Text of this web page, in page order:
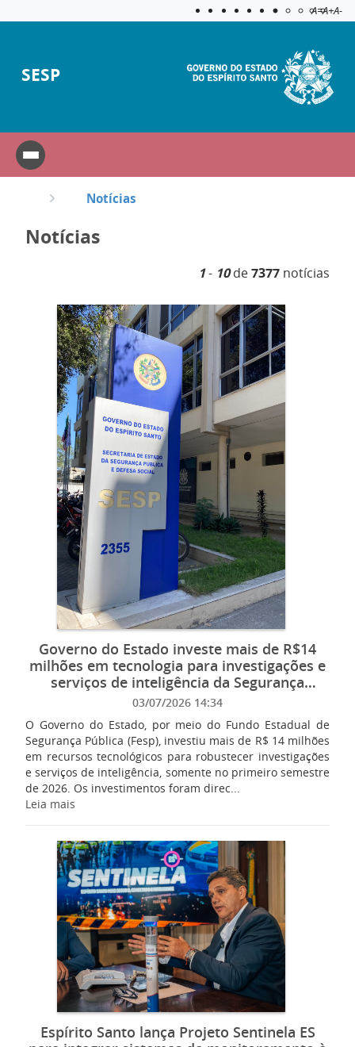
Aplicar
A=A+A-
SESP
Notícias
Notícias
1- 10de7377 notícias
Governo do Estado investe mais de R$14
milhões em tecnologia para investigações e
serviços de inteligência da Segurança
Pública
03/07/2026 14:34
O Governo do Estado, por meio do Fundo Estadual de
Segurança Pública (Fesp), investiu mais de R$ 14 milhões
em recursos tecnológicos para robustecer investigações
e serviços de inteligência, somente no primeiro semestre
de 2026. Os investimentos foram direc...
Leia mais
Espírito Santo lança Projeto Sentinela ES